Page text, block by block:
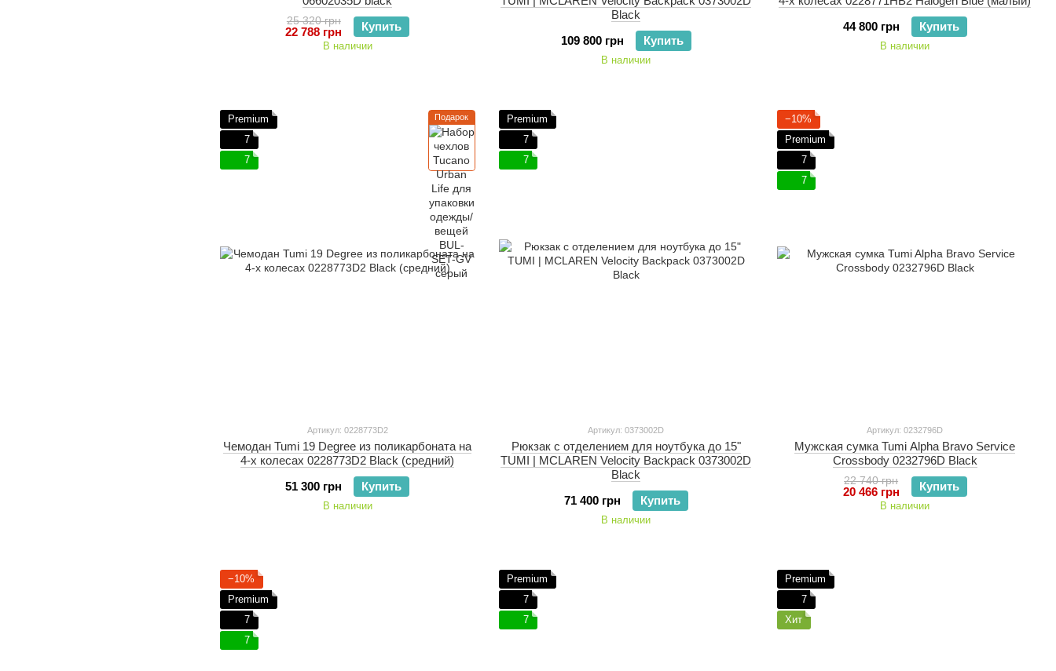
25 320 грн
22 788 грн Купить
В наличии
Black
109 800 грн
Купить
В наличии
44 800 грн
Купить
В наличии
Подарок
Premium
7
7
Артикул: 0228773D2
Чемодан Tumi 19 Degree из поликарбоната на
4-х колесах 0228773D2 Black (средний)
51 300 грн
Купить
В наличии
Premium
7
7
Артикул: 0373002D
Рюкзак с отделением для ноутбука до 15"
TUMI | MCLAREN Velocity Backpack 0373002D
Black
71 400 грн
Купить
В наличии
−10%
Premium
7
7
Артикул: 0232796D
Мужская сумка Tumi Alpha Bravo Service
Crossbody 0232796D Black
22 740 грн
20 466 грн Купить
В наличии
−10%
Premium
7
7
Premium
7
7
Premium
7
Хит